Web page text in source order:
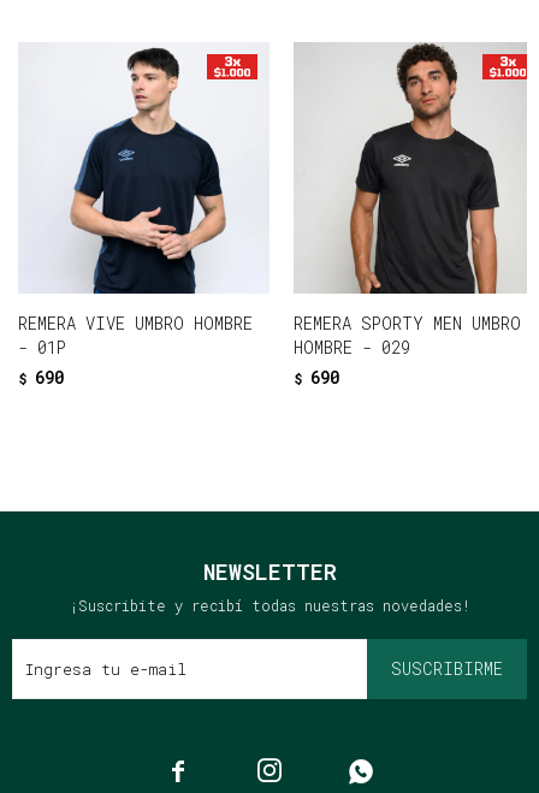
REMERA VIVE UMBRO HOMBRE
- 01P
$ 690
REMERA SPORTY MEN UMBRO
HOMBRE - 029
$ 690
NEWSLETTER
¡Suscribite y recibí todas nuestras novedades!
SUSCRIBIRME
  